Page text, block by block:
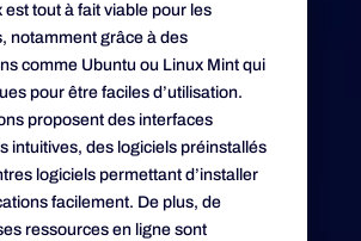
est tout à fait viable pour les
notamment grâce à des
comme Ubuntu ou Linux Mint qui
pour être faciles d’utilisation.
proposent des interfaces
intuitives, des logiciels préinstallés
logiciels permettant d’installer
facilement. De plus, de
ressources en ligne sont